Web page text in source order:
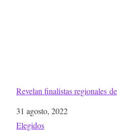
Revelan finalistas regionales
Fecha
31 agosto, 2022
Respecto a
Elegidos